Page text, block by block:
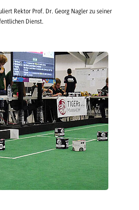
Rektor Prof. Dr. Georg Nagler zu seiner
Dienst.